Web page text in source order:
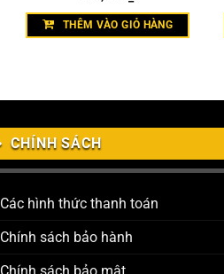
THÊM VÀO GIỎ HÀNG
CHÍNH SÁCH
Các hình thức thanh toán
Chính sách bảo hành